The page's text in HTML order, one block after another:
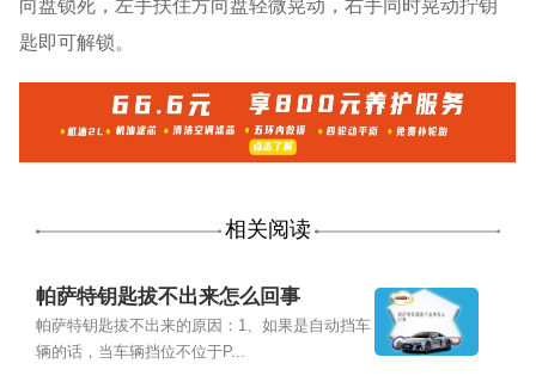
向盘锁死，左手扶住方向盘轻微晃动，右手同时晃动拧钥
匙即可解锁。
相关阅读
帕萨特钥匙拔不出来怎么回事
帕萨特钥匙拔不出来的原因：1、如果是自动挡车
辆的话，当车辆挡位不位于P...